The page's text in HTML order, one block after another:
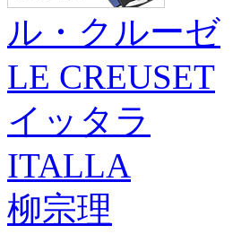
ル・クルーゼ
LE CREUSET
イッタラ
ITALLA
柳宗理